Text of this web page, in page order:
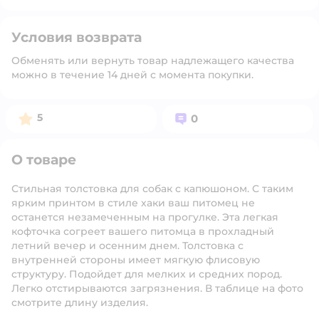
Условия возврата
Обменять или вернуть товар надлежащего качества
можно в течение 14 дней с момента покупки.
Рейтинг:
5 Вопросов:
0
О товаре
Стильная толстовка для собак с капюшоном. С таким
ярким принтом в стиле хаки ваш питомец не
останется незамеченным на прогулке. Эта легкая
кофточка согреет вашего питомца в прохладный
летний вечер и осенним днем. Толстовка с
внутренней стороны имеет мягкую флисовую
структуру. Подойдет для мелких и средних пород.
Легко отстирываются загрязнения. В таблице на фото
смотрите длину изделия.